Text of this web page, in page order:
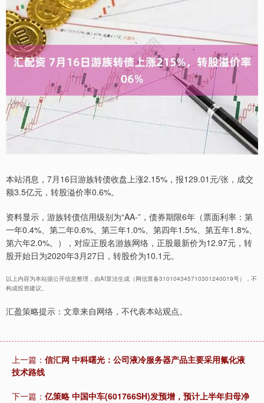
本站消息，7月16日游族转债收盘上涨2.15%，报129.01元/张，成交
额3.5亿元，转股溢价率0.6%。
资料显示，游族转债信用级别为“AA-”，债券期限6年（票面利率：第
一年0.4%、第二年0.6%、第三年1.0%、第四年1.5%、第五年1.8%、
第六年2.0%。），对应正股名游族网络，正股最新价为12.97元，转
股开始日为2020年3月27日，转股价为10.1元。
以上内容为本站据公开信息整理，由AI算法生成（网信算备310104345710301240019号），不
构成投资建议。
汇盈策略提示：文章来自网络，不代表本站观点。
上一篇： 信汇网 中科曙光：公司液冷服务器产品主要采用氟化液
技术路线
下一篇： 亿策略 中国中车(601766SH)发预增，预计上半年归母净